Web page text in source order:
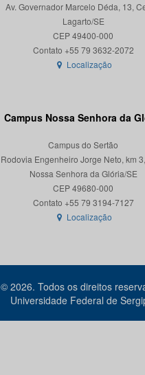
Av. Governador Marcelo Déda, 13,
Lagarto/SE
CEP 49400-000
Localização
Campus Nossa Senhora da
Campus do Sertão
Rodovia Engenheiro Jorge Neto, km
Nossa Senhora da Glória/SE
CEP 49680-000
Contato +55 79 3194-7127
Localização
© 2026. Todos os direitos
Universidade Federal de